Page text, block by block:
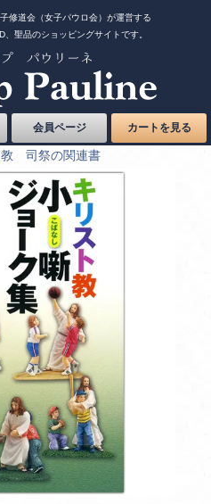
修道会（女子パウロ会）が運営する
聖品のショッピングサイトです。
会員ページ カートを見る
司祭の関連書